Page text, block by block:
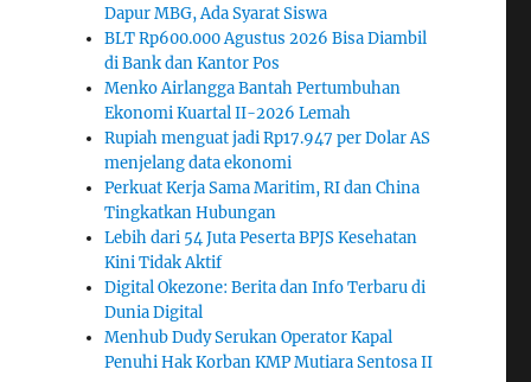
Dapur MBG, Ada Syarat Siswa
BLT Rp600.000 Agustus 2026 Bisa Diambil
di Bank dan Kantor Pos
Menko Airlangga Bantah Pertumbuhan
Ekonomi Kuartal II-2026 Lemah
Rupiah menguat jadi Rp17.947 per Dolar AS
menjelang data ekonomi
Perkuat Kerja Sama Maritim, RI dan China
Tingkatkan Hubungan
Lebih dari 54 Juta Peserta BPJS Kesehatan
Kini Tidak Aktif
Digital Okezone: Berita dan Info Terbaru di
Dunia Digital
Menhub Dudy Serukan Operator Kapal
Penuhi Hak Korban KMP Mutiara Sentosa II